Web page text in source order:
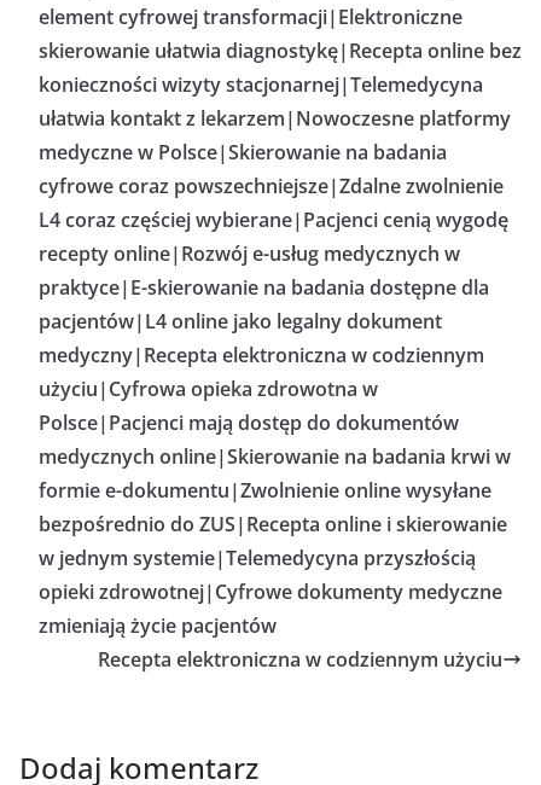
element cyfrowej transformacji|Elektroniczne
skierowanie ułatwia diagnostykę|Recepta online bez
konieczności wizyty stacjonarnej|Telemedycyna
ułatwia kontakt z lekarzem|Nowoczesne platformy
medyczne w Polsce|Skierowanie na badania
cyfrowe coraz powszechniejsze|Zdalne zwolnienie
L4 coraz częściej wybierane|Pacjenci cenią wygodę
recepty online|Rozwój e-usług medycznych w
praktyce|E-skierowanie na badania dostępne dla
pacjentów|L4 online jako legalny dokument
medyczny|Recepta elektroniczna w codziennym
użyciu|Cyfrowa opieka zdrowotna w
Polsce|Pacjenci mają dostęp do dokumentów
medycznych online|Skierowanie na badania krwi w
formie e-dokumentu|Zwolnienie online wysyłane
bezpośrednio do ZUS|Recepta online i skierowanie
w jednym systemie|Telemedycyna przyszłością
opieki zdrowotnej|Cyfrowe dokumenty medyczne
zmieniają życie pacjentów
Recepta elektroniczna w codziennym użyciu
Dodaj komentarz